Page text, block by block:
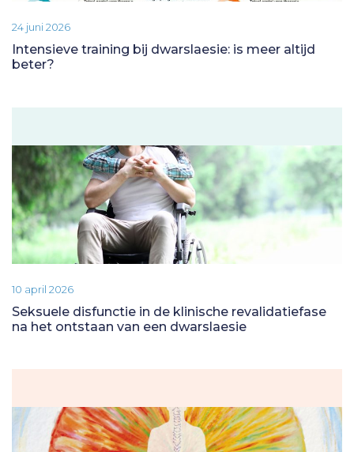
24 juni 2026
Intensieve training bij dwarslaesie: is meer altijd
beter?
10 april 2026
Seksuele disfunctie in de klinische revalidatiefase
na het ontstaan van een dwarslaesie